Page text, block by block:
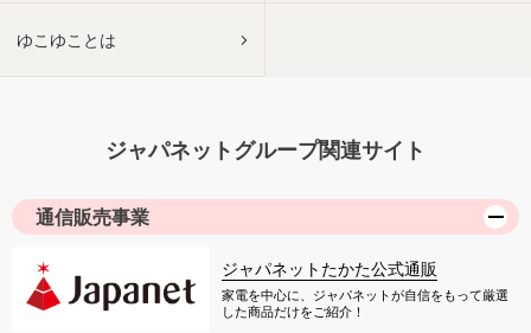
ゆこゆことは
ジャパネットグループ関連サイト
通信販売事業
ジャパネットたかた公式通販
家電を中心に、ジャパネットが自信をもって厳選
した商品だけをご紹介！